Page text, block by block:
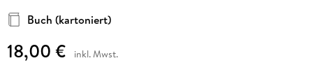
Buch (kartoniert)
18,00 € inkl. Mwst.